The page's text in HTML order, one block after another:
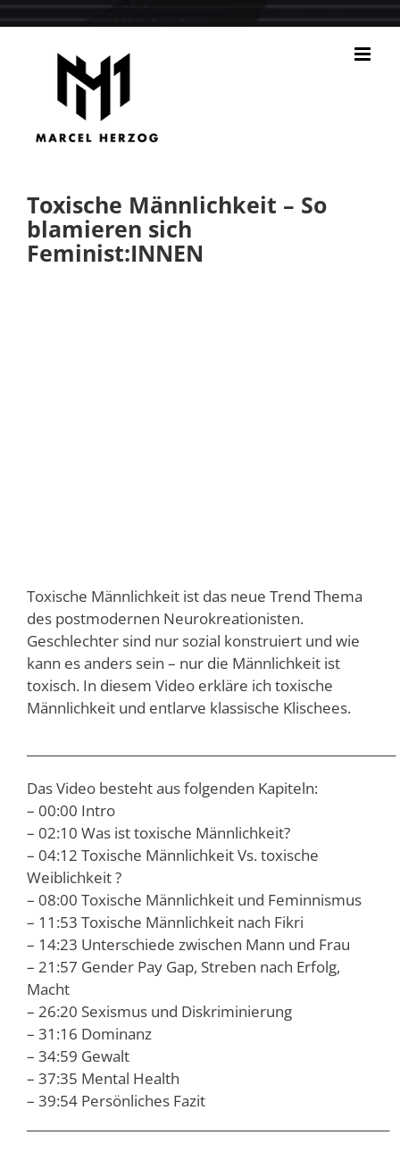
Toxische Männlichkeit – So
blamieren sich
Feminist:INNEN
Toxische Männlichkeit ist das neue Trend Thema
des postmodernen Neurokreationisten.
Geschlechter sind nur sozial konstruiert und wie
kann es anders sein – nur die Männlichkeit ist
toxisch. In diesem Video erkläre ich toxische
Männlichkeit und entlarve klassische Klischees.
Das Video besteht aus folgenden Kapiteln:
– 00:00 Intro
– 02:10 Was ist toxische Männlichkeit?
– 04:12 Toxische Männlichkeit Vs. toxische
Weiblichkeit ?
– 08:00 Toxische Männlichkeit und Feminnismus
– 11:53 Toxische Männlichkeit nach Fikri
– 14:23 Unterschiede zwischen Mann und Frau
– 21:57 Gender Pay Gap, Streben nach Erfolg,
Macht
– 26:20 Sexismus und Diskriminierung
– 31:16 Dominanz
– 34:59 Gewalt
– 37:35 Mental Health
– 39:54 Persönliches Fazit